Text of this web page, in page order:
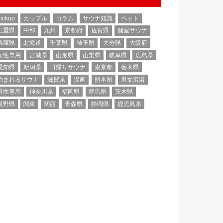
カップル コラム サウナ知識
ペット
重県
中部 九州 京都府 佐賀県
個室サウナ
庫県
北海道 千葉県 埼玉県 大分県
大阪府
性専用
宮城県 山形県 山梨県 岐阜県
広島県
知県
新潟県 日帰りサウナ 東京都
栃木県
まれるサウナ
滋賀県 漫画 熊本県
男女混浴
性専用
神奈川県 福岡県 群馬県
茨木県
野県
関東 関西 青森県 静岡県 鹿児島県